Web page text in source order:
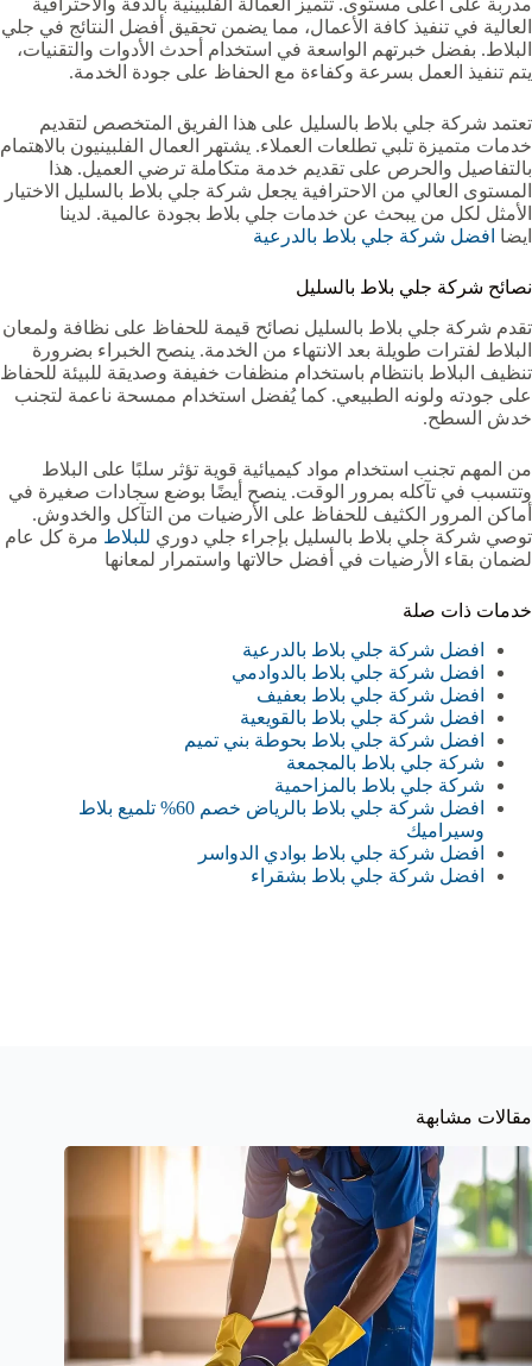
العالية في تنفيذ كافة الأعمال، مما يضمن تحقيق أفضل النتائج في جلي
البلاط. بفضل خبرتهم الواسعة في استخدام أحدث الأدوات والتقنيات،
يتم تنفيذ العمل بسرعة وكفاءة مع الحفاظ على جودة الخدمة.
تعتمد شركة جلي بلاط بالسليل على هذا الفريق المتخصص لتقديم
خدمات متميزة تلبي تطلعات العملاء. يشتهر العمال الفلبينيون بالاهتمام
بالتفاصيل والحرص على تقديم خدمة متكاملة ترضي العميل. هذا
المستوى العالي من الاحترافية يجعل شركة جلي بلاط بالسليل الاختيار
الأمثل لكل من يبحث عن خدمات جلي بلاط بجودة عالمية. لدينا
ايضا افضل شركة جلي بلاط بالدرعية
نصائح شركة جلي بلاط بالسليل
تقدم شركة جلي بلاط بالسليل نصائح قيمة للحفاظ على نظافة ولمعان
البلاط لفترات طويلة بعد الانتهاء من الخدمة. ينصح الخبراء بضرورة
تنظيف البلاط بانتظام باستخدام منظفات خفيفة وصديقة للبيئة للحفاظ
على جودته ولونه الطبيعي. كما يُفضل استخدام ممسحة ناعمة لتجنب
خدش السطح.
من المهم تجنب استخدام مواد كيميائية قوية تؤثر سلبًا على البلاط
وتتسبب في تآكله بمرور الوقت. ينصح أيضًا بوضع سجادات صغيرة في
أماكن المرور الكثيف للحفاظ على الأرضيات من التآكل والخدوش.
توصي شركة جلي بلاط بالسليل بإجراء جلي دوري للبلاط مرة كل عام
لضمان بقاء الأرضيات في أفضل حالاتها واستمرار لمعانها
خدمات ذات صلة
افضل شركة جلي بلاط بالدرعية
افضل شركة جلي بلاط بالدوادمي
افضل شركة جلي بلاط بعفيف
افضل شركة جلي بلاط بالقويعية‏
افضل شركة جلي بلاط بحوطة بني تميم
شركة جلي بلاط بالمجمعة‏
شركة جلي بلاط بالمزاحمية‏‏
افضل شركة جلي بلاط بالرياض خصم 60% تلميع بلاط
وسيراميك
افضل شركة جلي بلاط بوادي الدواسر
افضل شركة جلي بلاط بشقراء
مقالات مشابهة